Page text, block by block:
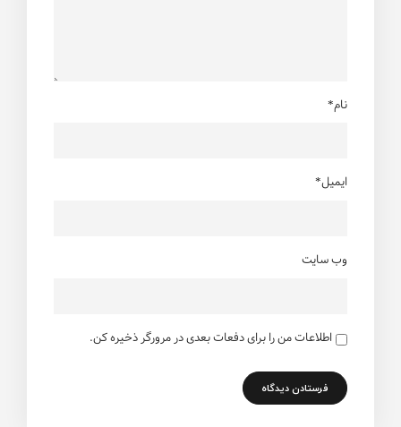
نام*
ایمیل*
وب سایت
اطلاعات من را برای دفعات بعدی در مرورگر ذخیره کن.